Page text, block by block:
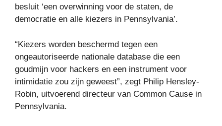
besluit ‘een overwinning voor de staten, de
democratie en alle kiezers in Pennsylvania’.
“Kiezers worden beschermd tegen een
ongeautoriseerde nationale database die een
goudmijn voor hackers en een instrument voor
intimidatie zou zijn geweest”, zegt Philip Hensley-
Robin, uitvoerend directeur van Common Cause in
Pennsylvania.